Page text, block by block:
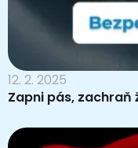
12. 2. 2025
Zapni pás, zachraň